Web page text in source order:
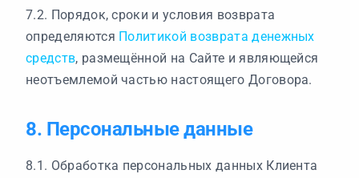
7.2. Порядок, сроки и условия возврата
определяются Политикой возврата денежных
средств, размещённой на Сайте и являющейся
неотъемлемой частью настоящего Договора.
8. Персональные данные
8.1. Обработка персональных данных Клиента